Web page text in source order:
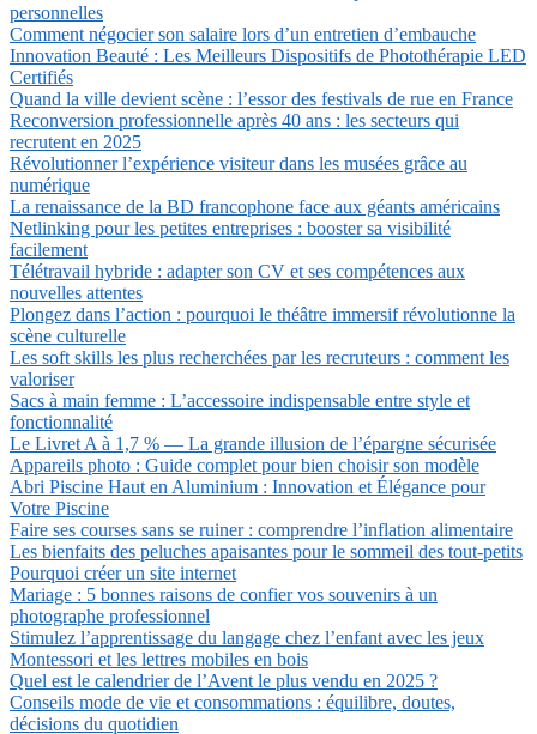
personnelles
Comment négocier son salaire lors d’un entretien d’embauche
Innovation Beauté : Les Meilleurs Dispositifs de Photothérapie LED
Certifiés
Quand la ville devient scène : l’essor des festivals de rue en France
Reconversion professionnelle après 40 ans : les secteurs qui
recrutent en 2025
Révolutionner l’expérience visiteur dans les musées grâce au
numérique
La renaissance de la BD francophone face aux géants américains
Netlinking pour les petites entreprises : booster sa visibilité
facilement
Télétravail hybride : adapter son CV et ses compétences aux
nouvelles attentes
Plongez dans l’action : pourquoi le théâtre immersif révolutionne la
scène culturelle
Les soft skills les plus recherchées par les recruteurs : comment les
valoriser
Sacs à main femme : L’accessoire indispensable entre style et
fonctionnalité
Le Livret A à 1,7 % — La grande illusion de l’épargne sécurisée
Appareils photo : Guide complet pour bien choisir son modèle
Abri Piscine Haut en Aluminium : Innovation et Élégance pour
Votre Piscine
Faire ses courses sans se ruiner : comprendre l’inflation alimentaire
Les bienfaits des peluches apaisantes pour le sommeil des tout-petits
Pourquoi créer un site internet
Mariage : 5 bonnes raisons de confier vos souvenirs à un
photographe professionnel
Stimulez l’apprentissage du langage chez l’enfant avec les jeux
Montessori et les lettres mobiles en bois
Quel est le calendrier de l’Avent le plus vendu en 2025 ?
Conseils mode de vie et consommations : équilibre, doutes,
décisions du quotidien